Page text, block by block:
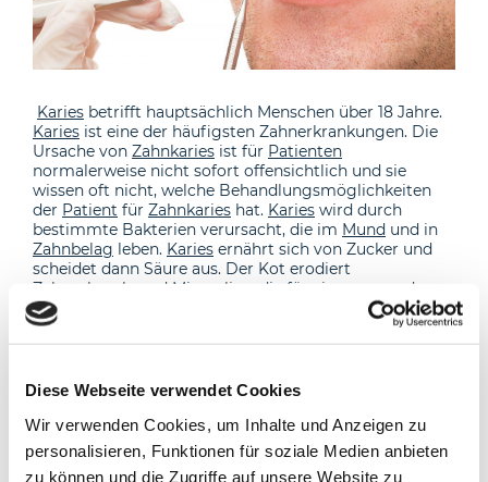
Diese Webseite verwendet Cookies
Wir verwenden Cookies, um Inhalte und Anzeigen zu
personalisieren, Funktionen für soziale Medien anbieten
zu können und die Zugriffe auf unsere Website zu
Karies betrifft hauptsächlich Menschen über 18 Jahre.
Karies ist eine der häufigsten Zahnerkrankungen. Die
Ursache von Zahnkaries ist für Patienten
normalerweise nicht sofort offensichtlich und sie
wissen oft nicht, welche Behandlungsmöglichkeiten
der Patient für Zahnkaries hat. Karies wird durch
bestimmte Bakterien verursacht, die im Mund und in
Zahnbelag leben. Karies ernährt sich von Zucker und
scheidet dann Säure aus. Der Kot erodiert
Zahnschmelz
und Mineralien, die für einen gesunden
Zahnschutz notwendig sind. Calcium ist ein wichtiges
Mineral für die Erhaltung der Zähne.
nennen
diesen Prozess Demineralisierung. WennKariesnicht
in den Zähnen auf. Diese Löcher öffnen sich und
Zahnkariesschädigung hängt von der Zeitdauer ab. Die
richtige Ernährung spielt auch eine wichtige Rolle bei
der Förderung der Karies. Wenn die Säure die